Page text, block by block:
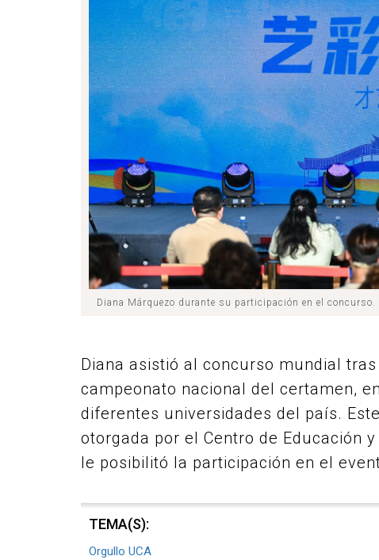
Diana Márquezo durante su participación en el concurso.
Diana asistió al concurso mundial
campeonato nacional del certamen,
diferentes universidades del país.
otorgada por el Centro de Educación
le posibilitó la participación en el
TEMA(S):
Orgullo UCA